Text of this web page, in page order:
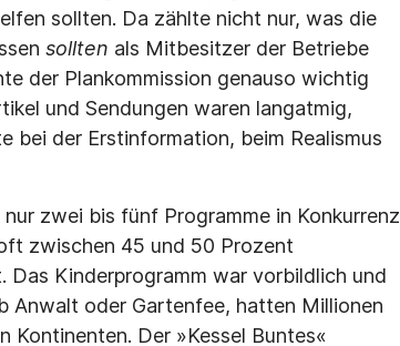
sollten. Da zählte nicht nur, was die
sollten als Mitbesitzer der Betriebe
der Plankommission genauso wichtig
und Sendungen waren langatmig,
bei der Erstinformation, beim Realismus
zwei bis fünf Programme in Konkurrenz
zwischen 45 und 50 Prozent
Kinderprogramm war vorbildlich und
Anwalt oder Gartenfee, hatten Millionen
Kontinenten. Der »Kessel Buntes«